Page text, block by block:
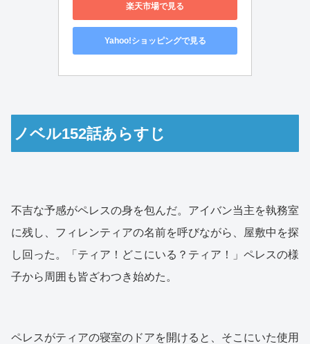
楽天市場で見る
Yahoo!ショッピングで見る
ノベル152話あらすじ
不吉な予感がペレスの身を包んだ。アイバン当主を執務室
に残し、フィレンティアの名前を呼びながら、屋敷中を探
し回った。「ティア！どこにいる？ティア！」ペレスの様
子から周囲も皆ざわつき始めた。
ペレスがティアの寝室のドアを開けると、そこにいた使用